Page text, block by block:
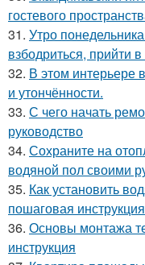
гостевого
31. Утро
взбодриться, прийти
32. В этом интерьере
и утончённости.
33. С чего начать
руководство
34. Сохраните на
водяной пол своими
35. Как установить
пошаговая инструкция
36. Основы монтажа
инструкция